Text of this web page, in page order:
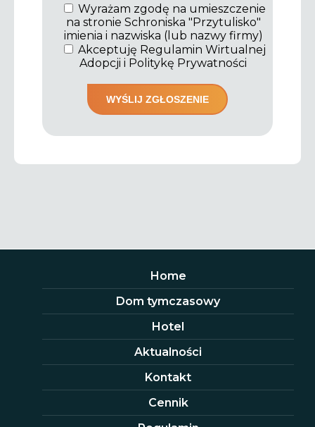
Wyrażam zgodę na umieszczenie
na stronie Schroniska "Przytulisko"
imienia i nazwiska (lub nazwy firmy)
Akceptuję Regulamin Wirtualnej
Adopcji i Politykę Prywatności
Home
Dom tymczasowy
Hotel
Aktualności
Kontakt
Cennik